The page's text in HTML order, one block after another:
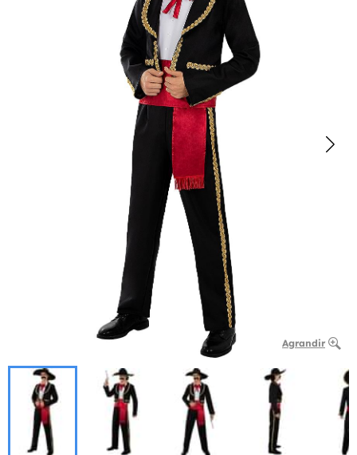
Agrandir